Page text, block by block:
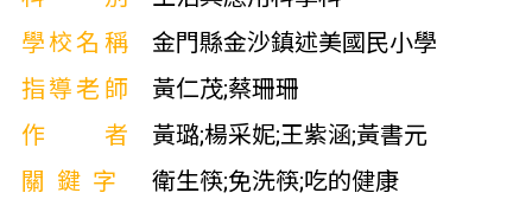
學校名稱
金門縣金沙鎮述美國民小學
指導老師
黃仁茂;蔡珊珊
作者
黃璐;楊采妮;王紫涵;黃書元
關鍵字
衛生筷;免洗筷;吃的健康